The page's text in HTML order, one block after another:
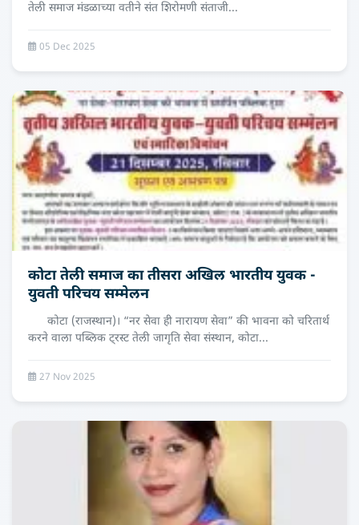
तेली समाज मंडळाच्या वतीने संत शिरोमणी संताजी...
05 Dec 2025
कोटा तेली समाज का तीसरा अखिल भारतीय युवक -
युवती परिचय सम्मेलन
कोटा (राजस्थान)। “नर सेवा ही नारायण सेवा” की भावना को चरितार्थ
करने वाला पब्लिक ट्रस्ट तेली जागृति सेवा संस्थान, कोटा...
27 Nov 2025